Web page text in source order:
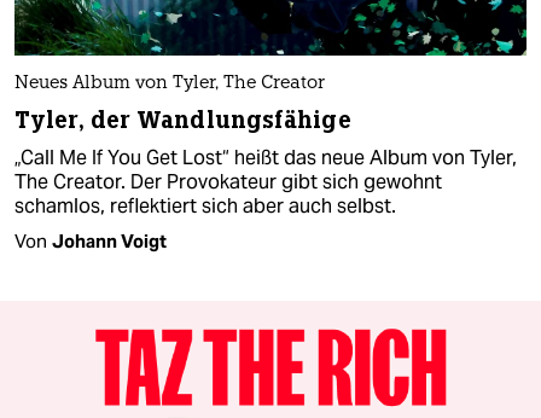
Neues Album von Tyler, The Creator
Tyler, der Wandlungsfähige
„Call Me If You Get Lost“ heißt das neue Album von Tyler,
The Creator. Der Provokateur gibt sich gewohnt
schamlos, reflektiert sich aber auch selbst.
Von Johann Voigt